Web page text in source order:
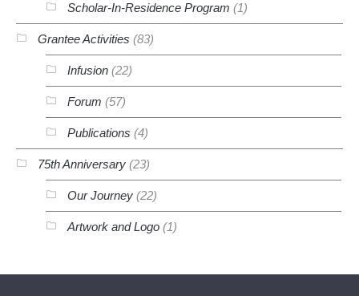
Scholar-In-Residence Program (1)
Grantee Activities (83)
Infusion (22)
Forum (57)
Publications (4)
75th Anniversary (23)
Our Journey (22)
Artwork and Logo (1)